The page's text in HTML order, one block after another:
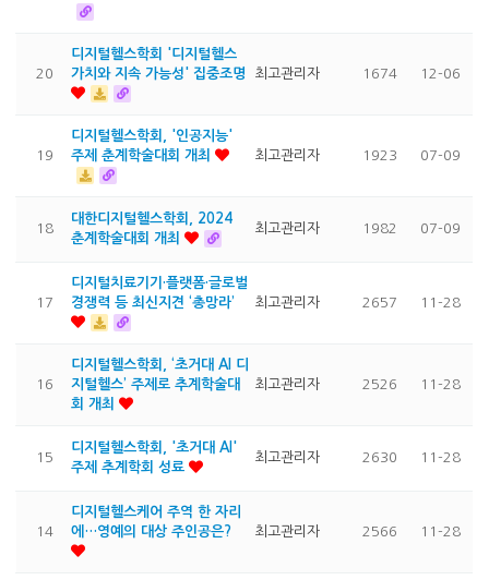
20
디지털헬스학회 '디지털헬스
가치와 지속 가능성' 집중조명
최고관리자 1674 12-06
19
디지털헬스학회, '인공지능'
주제 춘계학술대회 개최
최고관리자 1923 07-09
18
대한디지털헬스학회, 2024
춘계학술대회 개최
최고관리자 1982 07-09
17
디지털치료기기·플랫폼·글로벌
경쟁력 등 최신지견 ‘총망라’
최고관리자 2657 11-28
16
디지털헬스학회, ‘초거대 AI 디
지털헬스’ 주제로 추계학술대
회 개최
최고관리자 2526 11-28
15
디지털헬스학회, '초거대 AI'
주제 추계학회 성료
최고관리자 2630 11-28
14
디지털헬스케어 주역 한 자리
에…영예의 대상 주인공은?
최고관리자 2566 11-28